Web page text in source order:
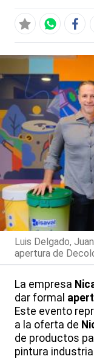
Luis Delgado,
apertura de
La empresa
dar formal
Este evento
a la oferta de
de productos
pintura